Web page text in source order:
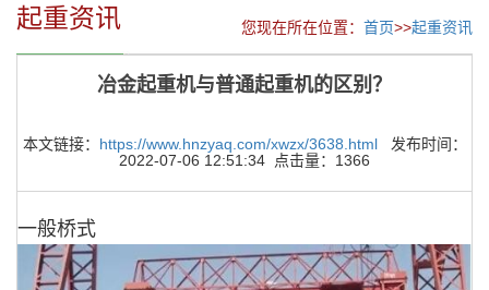
起重资讯 您现在所在位置： 首页>>起重资讯
冶金起重机与普通起重机的区别？
本文链接： https://www.hnzyaq.com/xwzx/3638.html发布时间：
2022-07-06 12:51:34 点击量：1366
一般桥式